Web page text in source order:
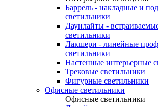
Баррель - накладные и
светильники
Даунлайты -
светильники
Лакшери - линейные
светильники
Настенные интерьерные
Трековые светильники
Фигурные светильники
Офисные светильники
Офисные светильники